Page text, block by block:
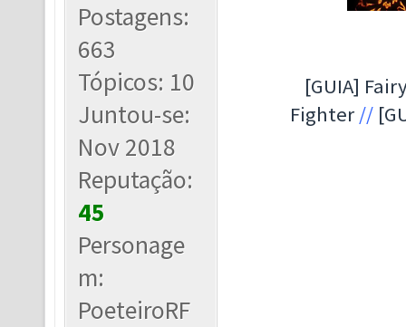
Postagens:
663
Tópicos: 10
Juntou-se:
Nov 2018
Reputação:
45
Personage
m:
PoeteiroRF
[GUIA]
Fighter //